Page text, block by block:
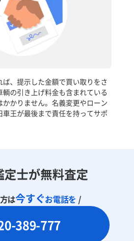
、提示した金額で買い取りをさ
の引き上げ料金も含まれている
かりません。名義変更やローン
王が最後まで責任を持ってサポ
定士が無料査定
は今すぐお電話を /
389-777